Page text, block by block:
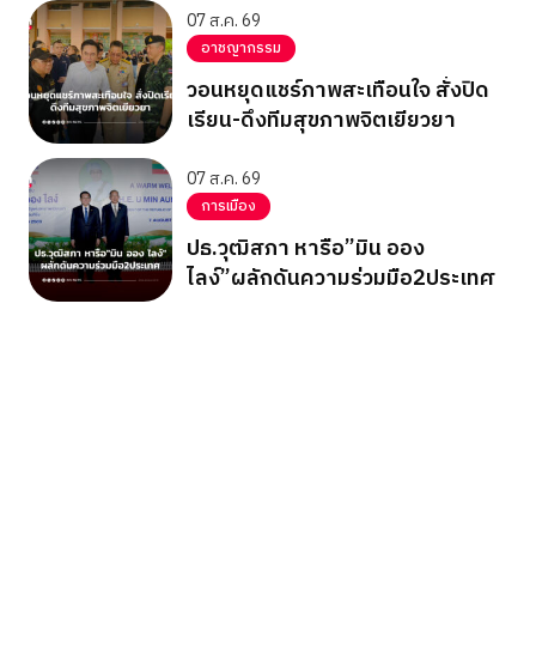
07 ส.ค. 69
อาชญากรรม
วอนหยุดแชร์ภาพสะเทือนใจ สั่งปิด
เรียน-ดึงทีมสุขภาพจิตเยียวยา
07 ส.ค. 69
การเมือง
ปธ.วุฒิสภา หารือ”มิน ออง
ไลง์”ผลักดันความร่วมมือ2ประเทศ